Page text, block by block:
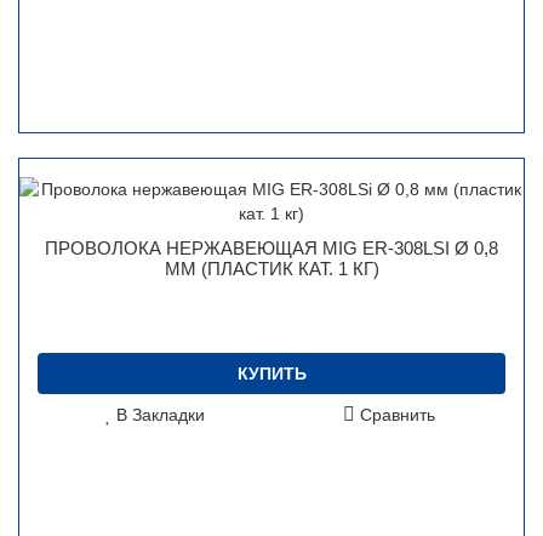
ПРОВОЛОКА НЕРЖАВЕЮЩАЯ MIG ER-308LSI Ø 0,8
ММ (ПЛАСТИК КАТ. 1 КГ)
КУПИТЬ
В Закладки Сравнить